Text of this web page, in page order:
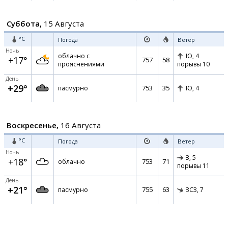
Суббота, 15 Августа
°C Погода Ветер
Ночь
+17°
облачно с
прояснениями
757 58 Ю, 4
порывы 10
День
+29° пасмурно 753 35 Ю, 4
Воскресенье, 16 Августа
°C Погода Ветер
Ночь
+18° облачно 753 71 З, 5
порывы 11
День
+21° пасмурно 755 63 ЗСЗ, 7